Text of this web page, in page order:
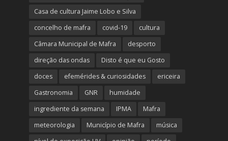
Casa de cultura Jaime Lobo e Silva
concelho de mafra
covid-19
cultura
Câmara Municipal de Mafra
desporto
direção das ondas
Disto é que eu Gosto
doces
efemérides & curiosidades
ericeira
Gastronomia
GNR
humidade
ingrediente da semana
IPMA
Mafra
meteorologia
Município de Mafra
música